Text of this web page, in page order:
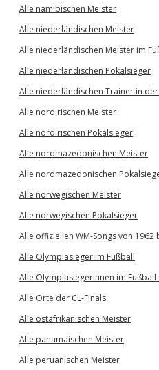
Alle namibischen Meister
Alle niederländischen Meister
Alle niederländischen Meister im
Alle niederländischen Pokalsieger
Alle niederländischen Trainer in
Alle nordirischen Meister
Alle nordirischen Pokalsieger
Alle nordmazedonischen Meister
Alle nordmazedonischen
Alle norwegischen Meister
Alle norwegischen Pokalsieger
Alle offiziellen WM-Songs von 1962
Alle Olympiasieger im Fußball
Alle Olympiasiegerinnen im Fußball
Alle Orte der CL-Finals
Alle ostafrikanischen Meister
Alle panamaischen Meister
Alle peruanischen Meister